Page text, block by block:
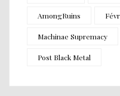
AmongRuins
Machinae Supremacy
Post Black Metal